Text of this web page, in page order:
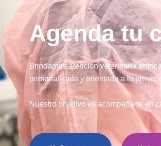
Agenda tu
Brindamos atención veterinaria
personalizada y orientada a la
Nuestro objetivo es acompañarte en